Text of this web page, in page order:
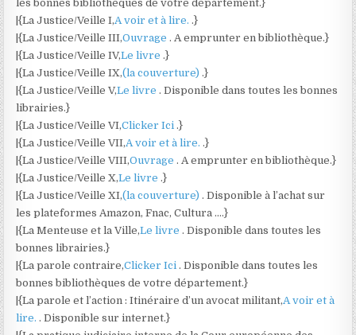
les bonnes bibliothèques de votre département.}
|{La Justice/Veille I,A voir et à lire. .}
|{La Justice/Veille III,Ouvrage . A emprunter en bibliothèque.}
|{La Justice/Veille IV,Le livre .}
|{La Justice/Veille IX,(la couverture) .}
|{La Justice/Veille V,Le livre . Disponible dans toutes les bonnes
librairies.}
|{La Justice/Veille VI,Clicker Ici .}
|{La Justice/Veille VII,A voir et à lire. .}
|{La Justice/Veille VIII,Ouvrage . A emprunter en bibliothèque.}
|{La Justice/Veille X,Le livre .}
|{La Justice/Veille XI,(la couverture) . Disponible à l’achat sur
les plateformes Amazon, Fnac, Cultura ….}
|{La Menteuse et la Ville,Le livre . Disponible dans toutes les
bonnes librairies.}
|{La parole contraire,Clicker Ici . Disponible dans toutes les
bonnes bibliothèques de votre département.}
|{La parole et l’action : Itinéraire d’un avocat militant,A voir et à
lire. . Disponible sur internet.}